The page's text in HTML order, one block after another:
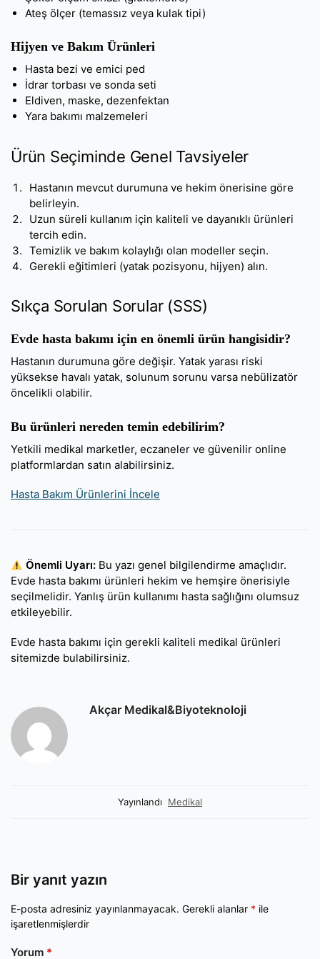
Ateş ölçer (temassız veya kulak tipi)
Hijyen ve Bakım Ürünleri
Hasta bezi ve emici ped
İdrar torbası ve sonda seti
Eldiven, maske, dezenfektan
Yara bakımı malzemeleri
Ürün Seçiminde Genel Tavsiyeler
Hastanın mevcut durumuna ve hekim önerisine göre
belirleyin.
Uzun süreli kullanım için kaliteli ve dayanıklı ürünleri
tercih edin.
Temizlik ve bakım kolaylığı olan modeller seçin.
Gerekli eğitimleri (yatak pozisyonu, hijyen) alın.
Sıkça Sorulan Sorular (SSS)
Evde hasta bakımı için en önemli ürün hangisidir?
Hastanın durumuna göre değişir. Yatak yarası riski
yüksekse havalı yatak, solunum sorunu varsa nebülizatör
öncelikli olabilir.
Bu ürünleri nereden temin edebilirim?
Yetkili medikal marketler, eczaneler ve güvenilir online
platformlardan satın alabilirsiniz.
Hasta Bakım Ürünlerini İncele
Önemli Uyarı: Bu yazı genel bilgilendirme amaçlıdır.
Evde hasta bakımı ürünleri hekim ve hemşire önerisiyle
seçilmelidir. Yanlış ürün kullanımı hasta sağlığını olumsuz
etkileyebilir.
Evde hasta bakımı için gerekli kaliteli medikal ürünleri
sitemizde bulabilirsiniz.
Akçar Medikal&Biyoteknoloji
Yayınlandı Medikal
Bir yanıt yazın
E-posta adresiniz yayınlanmayacak. Gerekli alanlar * ile
işaretlenmişlerdir
Yorum *